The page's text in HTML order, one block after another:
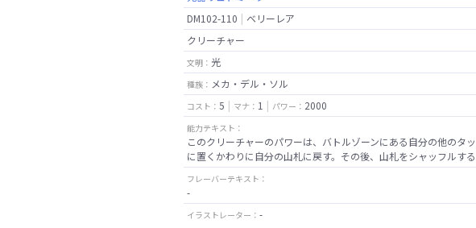
DM102-110
ベリーレア
クリーチャー
文明： 光
種族： メカ・デル・ソル
コスト： 5 マナ： 1 パワー： 2000
能力テキスト：
このクリーチャーのパワーは、バトルゾーンにある自分の他の
に置くかわりに自分の山札に戻す。その後、山札をシャッフルす
フレーバーテキスト：
-
イラストレーター： -